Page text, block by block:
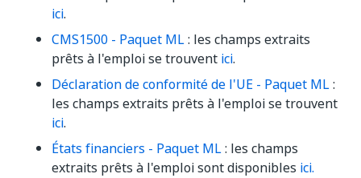
ici.
CMS1500 - Paquet ML: les champs extraits
prêts à l'emploi se trouvent ici.
Déclaration de conformité de l'UE - Paquet ML:
les champs extraits prêts à l'emploi se trouvent
ici.
États financiers - Paquet ML: les champs
extraits prêts à l'emploi sont disponibles ici.